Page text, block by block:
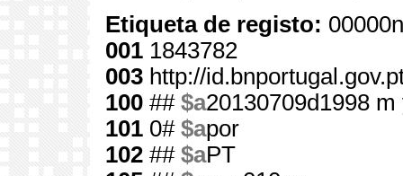
Etiqueta de registo:
001 1843782
003 http://
100 ## $a20130709d1998
101 0# $apor
102 ## $aPT